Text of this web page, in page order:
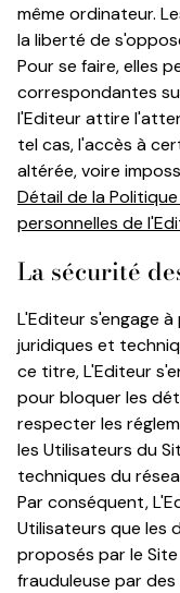
même ordinateur.
la liberté de
Pour se faire, elles
correspondantes
l'Editeur attire
tel cas, l'accès à
altérée, voire
Détail de la
personnelles de
La sécurité
L'Editeur s'engage
juridiques et
ce titre, L'Editeur
pour bloquer les
respecter les
les Utilisateurs du
techniques du
Par conséquent,
Utilisateurs que les
proposés par le
frauduleuse par des